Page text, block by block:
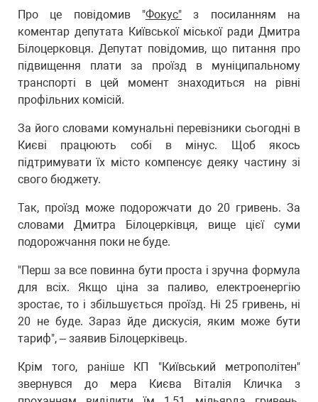
Про це повідомив "Фокус" з посиланням на
коментар депутата Київської міської ради Дмитра
Білоцерковця. Депутат повідомив, що питання про
підвищення плати за проїзд в муніципальному
транспорті в цей момент знаходиться на рівні
профільних комісій.
За його словами комунальні перевізники сьогодні в
Києві працюють собі в мінус. Щоб якось
підтримувати їх місто компенсує деяку частину зі
свого бюджету.
Так, проїзд може подорожчати до 20 гривень. За
словами Дмитра Білоцерківця, вище цієї суми
подорожчання поки не буде.
"Перш за все повинна бути проста і зручна формула
для всіх. Якщо ціна за паливо, електроенергію
зростає, то і збільшується проїзд. Ні 25 гривень, ні
20 не буде. Зараз йде дискусія, яким може бути
тариф", – заявив Білоцерківець.
Крім того, раніше КП "Київський метрополітен"
звернувся до мера Києва Віталія Кличка з